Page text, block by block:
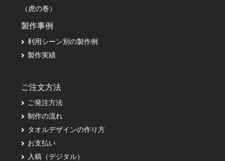
（虎の巻）
製作事例
利用シーン別の製作例
製作実績
ご注文方法
ご発注方法
制作の流れ
タオルデザインの作り方
お支払い
入稿（デジタル）